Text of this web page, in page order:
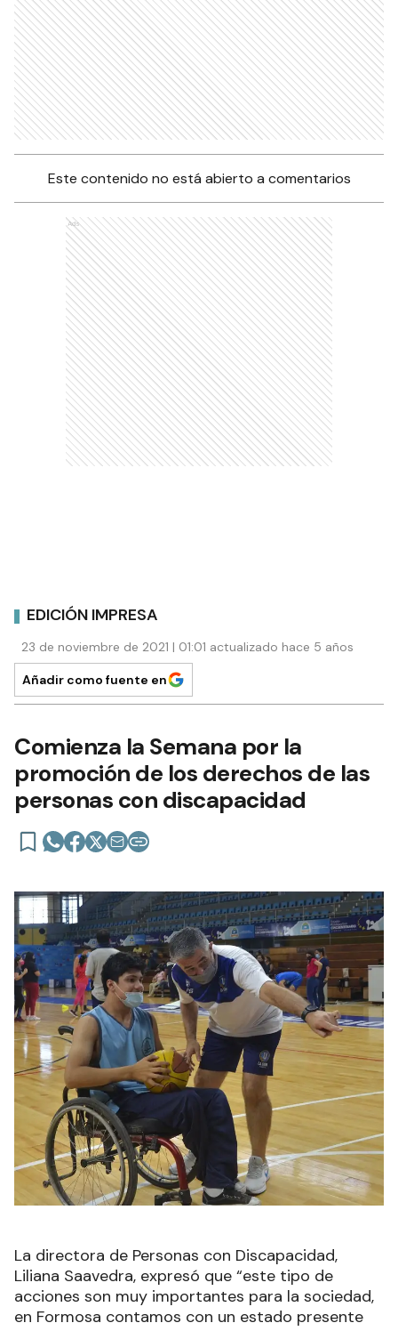
Este contenido no está abierto a comentarios
Ads
EDICIÓN IMPRESA
23 de noviembre de 2021 | 01:01 actualizado hace 5 años
Añadir como fuente en
Comienza la Semana por la
promoción de los derechos de las
personas con discapacidad
La directora de Personas con Discapacidad,
Liliana Saavedra, expresó que “este tipo de
acciones son muy importantes para la sociedad,
en Formosa contamos con un estado presente